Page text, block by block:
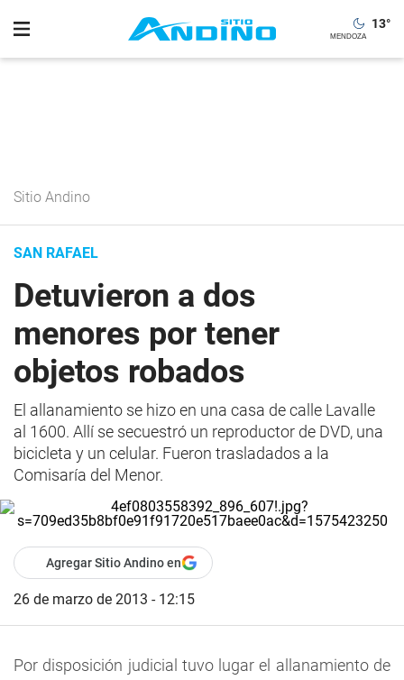
13°
Sitio Andino
SAN RAFAEL
Detuvieron a dos
menores por tener
objetos robados
El allanamiento se hizo en una casa de calle Lavalle
al 1600. Allí se secuestró un reproductor de DVD, una
bicicleta y un celular. Fueron trasladados a la
Comisaría del Menor.
Agregar Sitio Andino en
26 de marzo de 2013 - 12:15
Por disposición judicial tuvo lugar el allanamiento de